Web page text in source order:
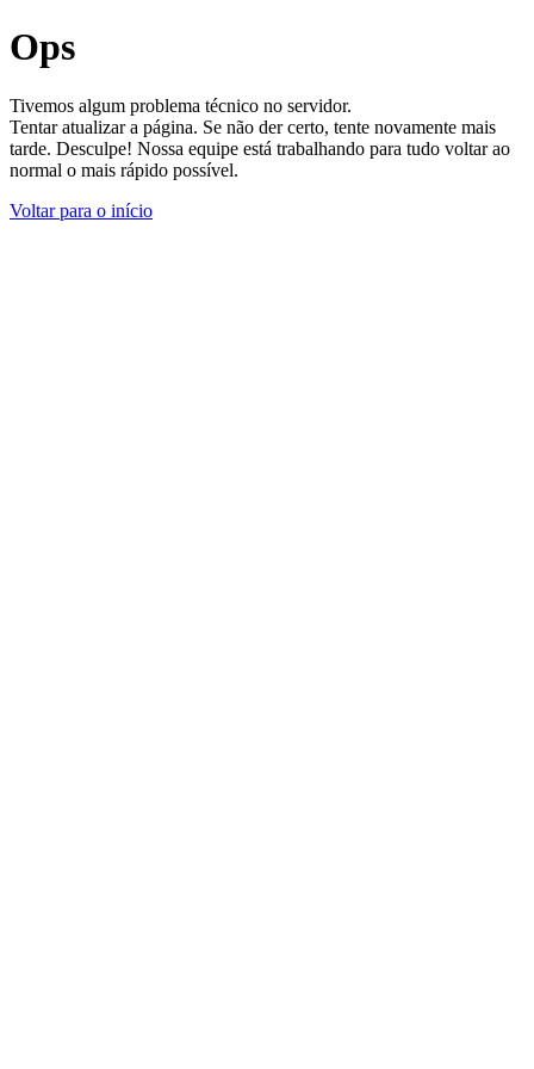
Ops
Tivemos algum problema técnico no servidor.
Tentar atualizar a página. Se não der certo, tente novamente mais
tarde. Desculpe! Nossa equipe está trabalhando para tudo voltar ao
normal o mais rápido possível.
Voltar para o início